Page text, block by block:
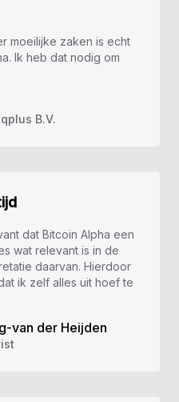
moeilijke zaken is echt
Ik heb dat nodig om
B.V.
dat Bitcoin Alpha een
wat relevant is in de
daarvan. Hierdoor
ik zelf alles uit hoef te
van der Heijden